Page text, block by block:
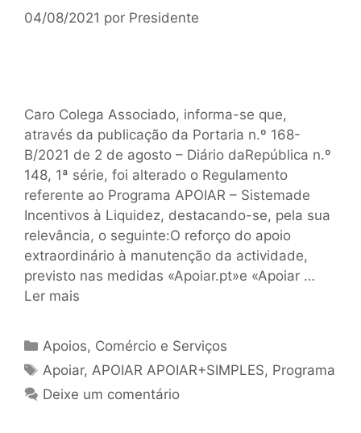
04/08/2021 por Presidente
Caro Colega Associado, informa-se que,
através da publicação da Portaria n.º 168-
B/2021 de 2 de agosto – Diário daRepública n.º
148, 1ª série, foi alterado o Regulamento
referente ao Programa APOIAR – Sistemade
Incentivos à Liquidez, destacando-se, pela sua
relevância, o seguinte:O reforço do apoio
extraordinário à manutenção da actividade,
previsto nas medidas «Apoiar.pt»e «Apoiar …
Ler mais
Apoios, Comércio e Serviços
Apoiar,APOIAR APOIAR+SIMPLES, Programa
Deixe um comentário